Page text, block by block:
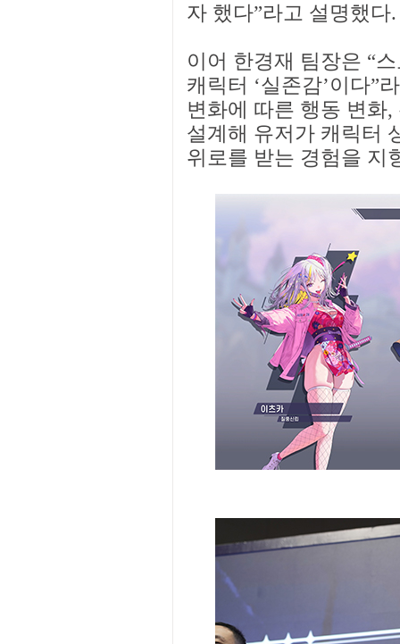
자 했다”라고 설명했다.
이어 한경재 팀장은 “
캐릭터 ‘실존감’이다”
변화에 따른 행동 변화
설계해 유저가 캐릭터
위로를 받는 경험을 지